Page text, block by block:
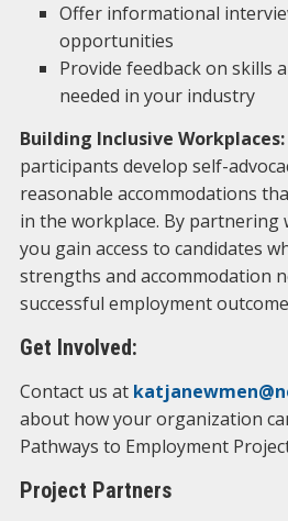
Offer informational
opportunities
Provide feedback on skills
needed in your industry
Building Inclusive Workplaces:
participants develop self-
reasonable accommodations
in the workplace. By partnering
you gain access to candidates
strengths and accommodation
successful employment
Get Involved:
Contact us at
about how your organization
Pathways to Employment
Project Partners